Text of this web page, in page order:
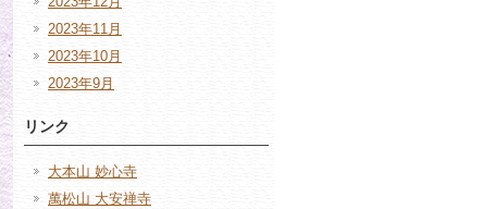
2023年11月
2023年10月
2023年9月
リンク
大本山 妙心寺
萬松山 大安禅寺